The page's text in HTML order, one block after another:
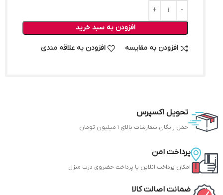
افزودن به سبد خرید
افزودن به مقایسه افزودن به علاقه مندی
تحویل اکسپرس
حمل رایگان سفارشات بالای 1 میلیون تومان
پرداخت امن
امکان پرداخت انلاین یا پرداخت حضروی درب منزل
ضمانت اصالت کالا